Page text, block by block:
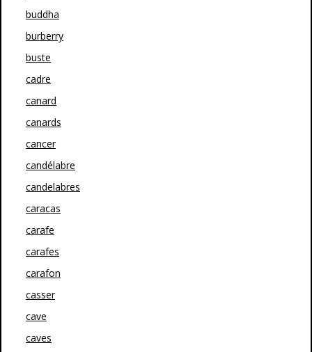
buddha
burberry
buste
cadre
canard
canards
cancer
candélabre
candelabres
caracas
carafe
carafes
carafon
casser
cave
caves